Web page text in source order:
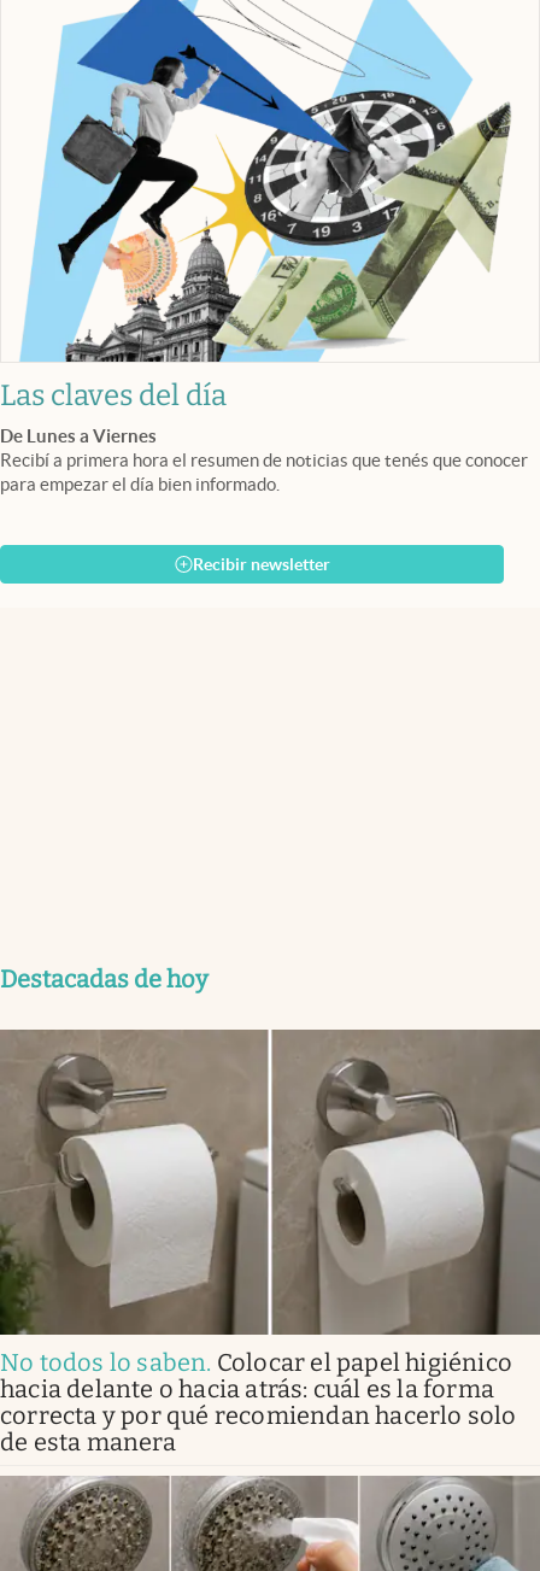
Las claves del día
De Lunes a Viernes
Recibí a primera hora el resumen de noticias que tenés que conocer
para empezar el día bien informado.
Recibir newsletter
Destacadas de hoy
No todos lo saben. Colocar el papel higiénico
hacia delante o hacia atrás: cuál es la forma
correcta y por qué recomiendan hacerlo solo
de esta manera